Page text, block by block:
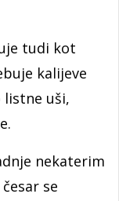
tudi kot
kalijeve
listne uši,
nekaterim
se